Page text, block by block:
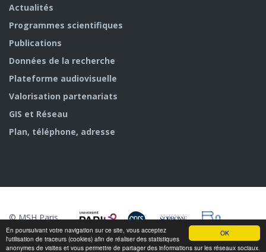
OK
En poursuivant votre navigation sur ce site, vous acceptez
l'utilisation de traceurs (cookies) afin de réaliser des statistiques
anonymes de visites et vous permettre de partager des informations sur les réseaux sociaux.
Actualités
Programmes scientifiques
Publications
Données de la recherche
Plateforme audiovisuelle
Valorisation partenariats
GIS et Réseau
Plan, téléphone, adresse
© MSH Paris
Nord